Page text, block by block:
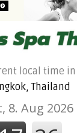
local time in
Thailand